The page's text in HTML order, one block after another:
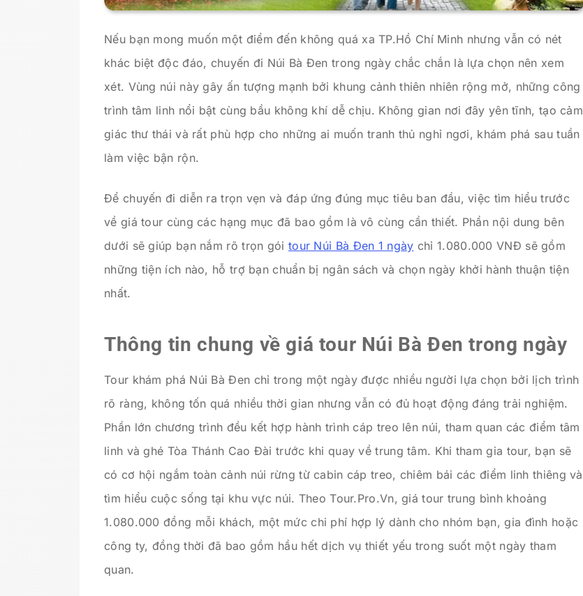
Nếu bạn mong muốn một điểm đến không quá xa TP.Hồ Chí Minh nhưng vẫn có nét
khác biệt độc đáo, chuyến đi Núi Bà Đen trong ngày chắc chắn là lựa chọn nên xem
xét. Vùng núi này gây ấn tượng mạnh bởi khung cảnh thiên nhiên rộng mở, những công
trình tâm linh nổi bật cùng bầu không khí dễ chịu. Không gian nơi đây yên tĩnh, tạo cảm
giác thư thái và rất phù hợp cho những ai muốn tranh thủ nghỉ ngơi, khám phá sau tuần
làm việc bận rộn.
Để chuyến đi diễn ra trọn vẹn và đáp ứng đúng mục tiêu ban đầu, việc tìm hiểu trước
về giá tour cùng các hạng mục đã bao gồm là vô cùng cần thiết. Phần nội dung bên
dưới sẽ giúp bạn nắm rõ trọn gói tour Núi Bà Đen 1 ngày chỉ 1.080.000 VNĐ sẽ gồm
những tiện ích nào, hỗ trợ bạn chuẩn bị ngân sách và chọn ngày khởi hành thuận tiện
nhất.
Thông tin chung về giá tour Núi Bà Đen trong ngày
Tour khám phá Núi Bà Đen chỉ trong một ngày được nhiều người lựa chọn bởi lịch trình
rõ ràng, không tốn quá nhiều thời gian nhưng vẫn có đủ hoạt động đáng trải nghiệm.
Phần lớn chương trình đều kết hợp hành trình cáp treo lên núi, tham quan các điểm tâm
linh và ghé Tòa Thánh Cao Đài trước khi quay về trung tâm. Khi tham gia tour, bạn sẽ
có cơ hội ngắm toàn cảnh núi rừng từ cabin cáp treo, chiêm bái các điểm linh thiêng và
tìm hiểu cuộc sống tại khu vực núi. Theo Tour.Pro.Vn, giá tour trung bình khoảng
1.080.000 đồng mỗi khách, một mức chi phí hợp lý dành cho nhóm bạn, gia đình hoặc
công ty, đồng thời đã bao gồm hầu hết dịch vụ thiết yếu trong suốt một ngày tham
quan.